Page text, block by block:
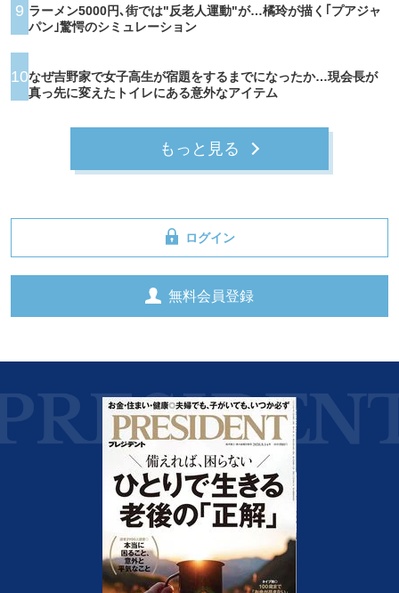
9 ラーメン5000円､街では"反老人運動"が…橘玲が描く｢プアジャ
パン｣驚愕のシミュレーション
10なぜ吉野家で女子高生が宿題をするまでになったか…現会長が
真っ先に変えたトイレにある意外なアイテム
もっと見る
ログイン
無料会員登録